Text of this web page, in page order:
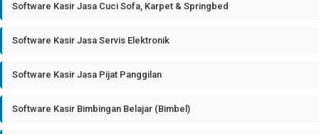
Software Kasir Jasa Cuci Sofa, Karpet & Springbed
Software Kasir Jasa Servis Elektronik
Software Kasir Jasa Pijat Panggilan
Software Kasir Bimbingan Belajar (Bimbel)